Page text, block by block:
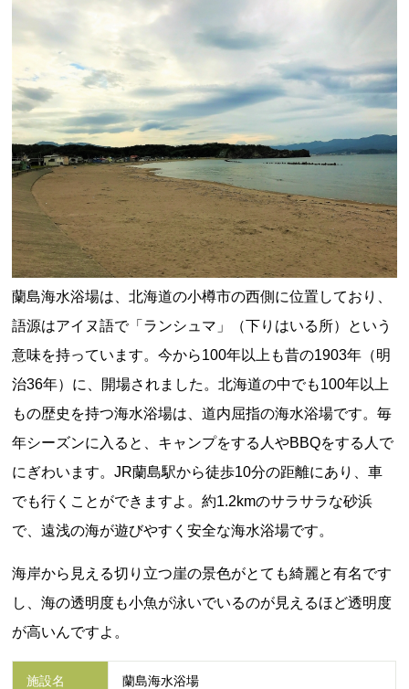
蘭島海水浴場は、北海道の小樽市の西側に位置しており、
語源はアイヌ語で「ランシュマ」（下りはいる所）という
意味を持っています。今から100年以上も昔の1903年（明
治36年）に、開場されました。北海道の中でも100年以上
もの歴史を持つ海水浴場は、道内屈指の海水浴場です。毎
年シーズンに入ると、キャンプをする人やBBQをする人で
にぎわいます。JR蘭島駅から徒歩10分の距離にあり、車
でも行くことができますよ。約1.2kmのサラサラな砂浜
で、遠浅の海が遊びやすく安全な海水浴場です。
海岸から見える切り立つ崖の景色がとても綺麗と有名です
し、海の透明度も小魚が泳いでいるのが見えるほど透明度
が高いんですよ。
施設名 蘭島海水浴場